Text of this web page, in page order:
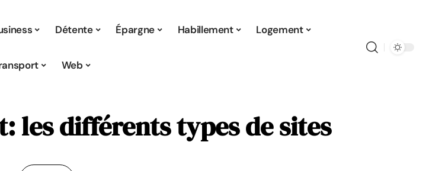
Détente Épargne Habillement Logement
Web
les différents types de sites